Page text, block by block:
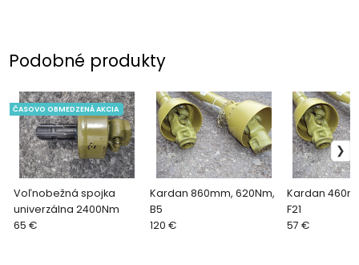
Podobné produkty
Voľnobežná spojka
univerzálna 2400Nm
ČASOVO OBMEDZENÁ AKCIA
65 €
Kardan 860mm, 620Nm,
B5
120 €
Kardan
F21
57 €